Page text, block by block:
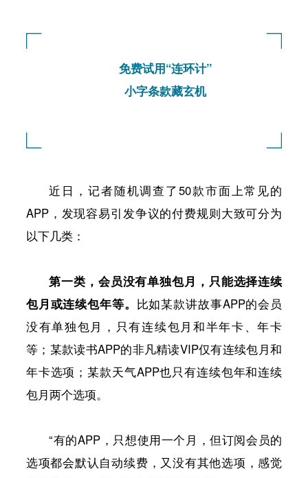
免费试用“连环计”
小字条款藏玄机
近日，记者随机调查了50款市面上常见的
APP，发现容易引发争议的付费规则大致可分为
以下几类：
第一类，会员没有单独包月，只能选择连续
包月或连续包年等。 比如某款讲故事APP的会员
没有单独包月，只有连续包月和半年卡、年卡
等；某款读书APP的非凡精读VIP仅有连续包月和
年卡选项；某款天气APP也只有连续包年和连续
包月两个选项。
“有的APP，只想使用一个月，但订阅会员的
选项都会默认自动续费，又没有其他选项，感觉